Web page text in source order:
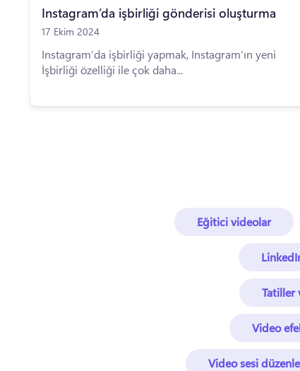
Instagram’da işbirliği gönderisi oluşturma
17 Ekim 2024
Instagram’da işbirliği yapmak, Instagram’ın yeni
İşbirliği özelliği ile çok daha...
Eğitici videolar
Tatiller
Video
Video sesi